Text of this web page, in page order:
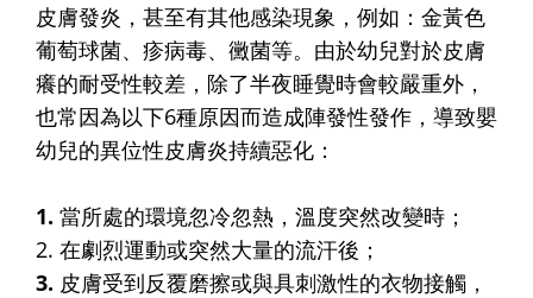
皮膚發炎，甚至有其他感染現象，例如：金黃色
葡萄球菌、疹病毒、黴菌等。由於幼兒對於皮膚
癢的耐受性較差，除了半夜睡覺時會較嚴重外，
也常因為以下6種原因而造成陣發性發作，導致嬰
幼兒的異位性皮膚炎持續惡化：
1. 當所處的環境忽冷忽熱，溫度突然改變時；
2. 在劇烈運動或突然大量的流汗後；
3. 皮膚受到反覆磨擦或與具刺激性的衣物接觸，